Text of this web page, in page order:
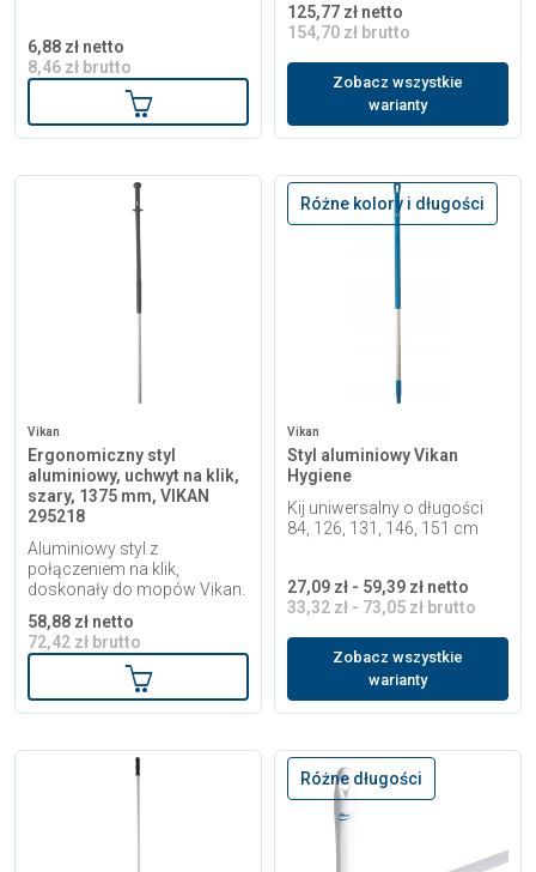
6,88 zł netto
8,46 zł brutto
Dodaj do koszyka
125,77 zł netto
154,70 zł brutto
Zobacz wszystkie
warianty
Vikan
Ergonomiczny styl
aluminiowy, uchwyt na klik,
szary, 1375 mm, VIKAN
295218
Aluminiowy styl z
połączeniem na klik,
doskonały do mopów Vikan.
58,88 zł netto
72,42 zł brutto
Dodaj do koszyka
Różne kolory i długości
Vikan
Styl aluminiowy Vikan
Hygiene
Kij uniwersalny o długości
84, 126, 131, 146, 151 cm
27,09 zł - 59,39 zł netto
33,32 zł - 73,05 zł brutto
Zobacz wszystkie
warianty
Różne długości